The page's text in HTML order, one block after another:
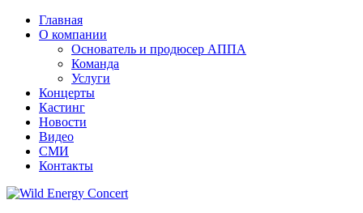
Главная
О компании
Основатель и продюсер АППА
Команда
Услуги
Концерты
Кастинг
Новости
Видео
СМИ
Контакты